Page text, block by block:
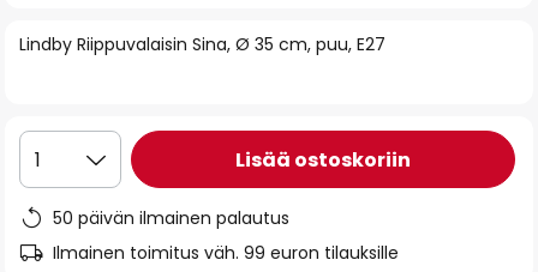
the
Lindby Riippuvalaisin Sina, Ø 35 cm, puu, E27
1 Lisää ostoskoriin
50 päivän ilmainen palautus
Ilmainen toimitus väh. 99 euron tilauksille